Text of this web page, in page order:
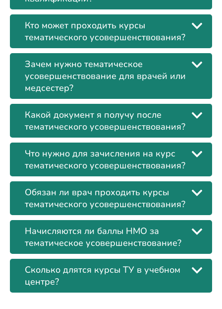
Кто может проходить курсы
тематического усовершенствования?
Зачем нужно тематическое
усовершенствование для врачей или
медсестер?
Какой документ я получу после
тематического усовершенствования?
Что нужно для зачисления на курс
тематического усовершенствования?
Обязан ли врач проходить курсы
тематического усовершенствования?
Начисляются ли баллы НМО за
тематическое усовершенствование?
Сколько длятся курсы ТУ в учебном
центре?